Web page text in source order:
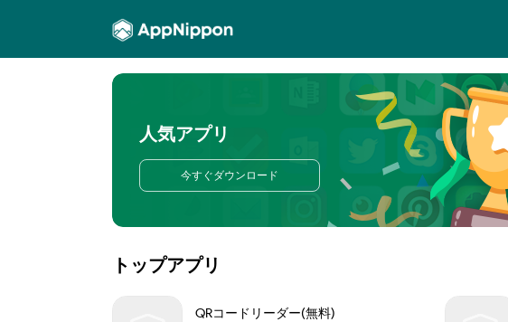
人気アプリ
今すぐダウンロード
トップアプリ
QRコードリーダー(無料)